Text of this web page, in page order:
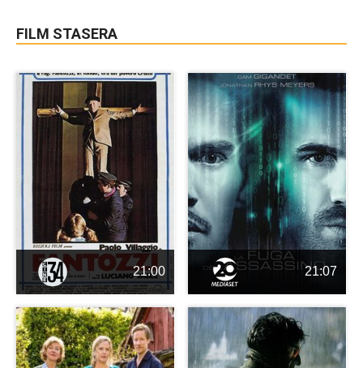
FILM STASERA
21:00 21:07